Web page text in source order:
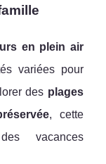
en plein air
variées pour
des plages
, cette
vacances